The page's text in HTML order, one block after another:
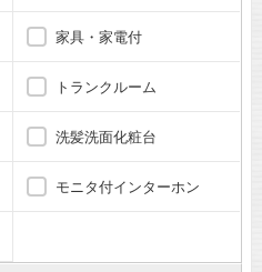
家具・家電付
トランクルーム
洗髪洗面化粧台
モニタ付インターホン